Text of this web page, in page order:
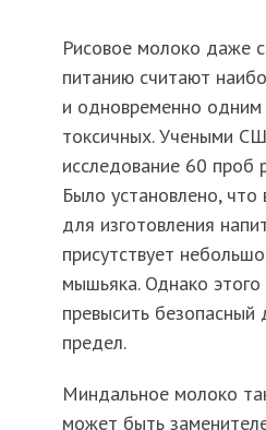
Рисовое молоко даже
питанию считают
и одновременно одним
токсичных. Учеными
исследование 60 проб
Было установлено, что
для изготовления
присутствует
мышьяка. Однако
превысить безопасный
предел.
Миндальное молоко
может быть